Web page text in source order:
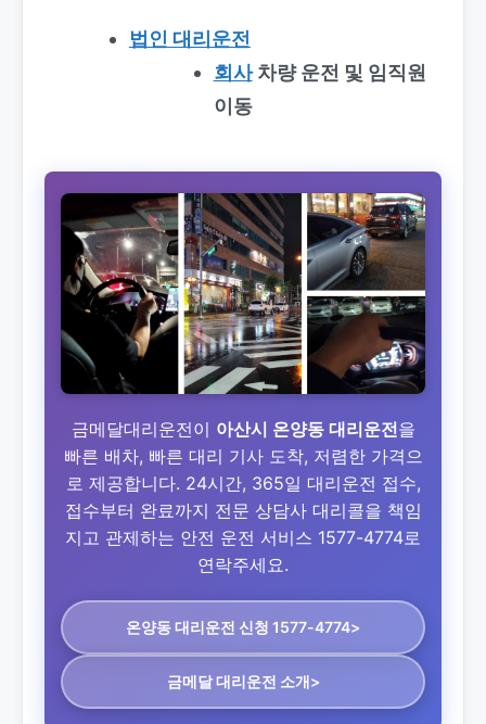
법인 대리운전
회사차량 운전 및 임직원
이동
금메달대리운전이 아산시 온양동 대리운전을
빠른 배차, 빠른 대리 기사 도착, 저렴한 가격으
로 제공합니다. 24시간, 365일 대리운전 접수,
접수부터 완료까지 전문 상담사 대리콜을 책임
지고 관제하는 안전 운전 서비스 1577-4774로
연락주세요.
온양동 대리운전 신청 1577-4774>
금메달 대리운전 소개>